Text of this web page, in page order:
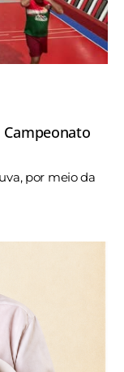
por meio da